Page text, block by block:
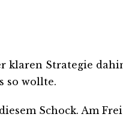
klaren Strategie
so wollte.
Schock. Am